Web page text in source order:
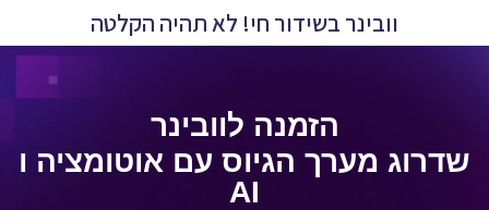
וובינר בשידור חי! לא תהיה הקלטה
הזמנה לוובינר
שדרוג מערך הגיוס עם אוטומציה ו
AI